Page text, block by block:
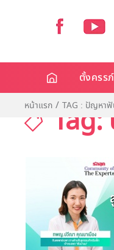
ตั้งครรภ์
หน้าแรก TAG : ปัญหา